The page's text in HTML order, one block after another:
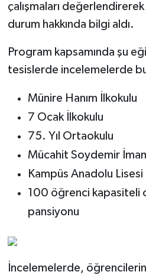
çalışmaları
durum hakkında bilgi aldı.
Program kapsamında şu
tesislerde incelemelerde
Münire Hanım İlkokulu
7 Ocak İlkokulu
75. Yıl Ortaokulu
Mücahit Soydemir
Kampüs Anadolu Lisesi
100 öğrenci kapasiteli
pansiyonu
İncelemelerde,